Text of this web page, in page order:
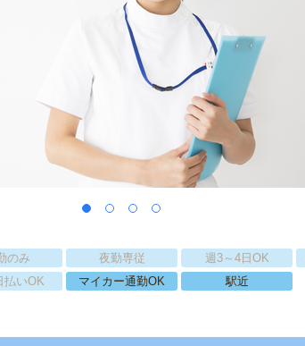
のみ 夜勤専従 週3～4日OK
払いOK マイカー通勤OK 駅近